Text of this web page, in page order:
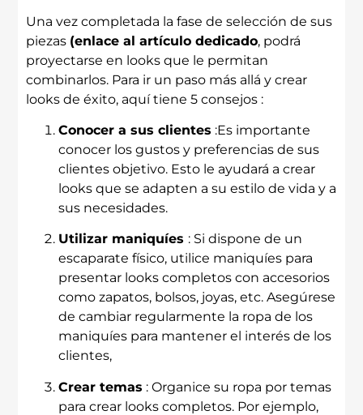
Una vez completada la fase de selección de sus
piezas (enlace al artículo dedicado, podrá
proyectarse en looks que le permitan
combinarlos. Para ir un paso más allá y crear
looks de éxito, aquí tiene 5 consejos :
Conocer a sus clientes :Es importante
conocer los gustos y preferencias de sus
clientes objetivo. Esto le ayudará a crear
looks que se adapten a su estilo de vida y a
sus necesidades.
Utilizar maniquíes : Si dispone de un
escaparate físico, utilice maniquíes para
presentar looks completos con accesorios
como zapatos, bolsos, joyas, etc. Asegúrese
de cambiar regularmente la ropa de los
maniquíes para mantener el interés de los
clientes,
Crear temas : Organice su ropa por temas
para crear looks completos. Por ejemplo,